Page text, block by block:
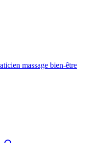
massage bien-être